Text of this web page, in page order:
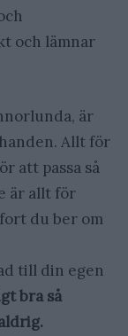
och lämnar
är
Allt för
att passa så
är allt för
du ber om
till din egen
bra så